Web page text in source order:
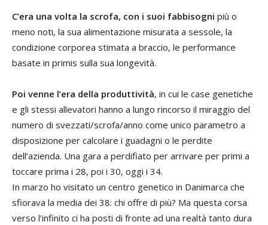
C’era una volta la scrofa, con i suoi fabbisogni più o
meno noti, la sua alimentazione misurata a sessole, la
condizione corporea stimata a braccio, le performance
basate in primis sulla sua longevità.
Poi venne l’era della produttività, in cui le case genetiche
e gli stessi allevatori hanno a lungo rincorso il miraggio del
numero di svezzati/scrofa/anno come unico parametro a
disposizione per calcolare i guadagni o le perdite
dell’azienda. Una gara a perdifiato per arrivare per primi a
toccare prima i 28, poi i 30, oggi i 34.
In marzo ho visitato un centro genetico in Danimarca che
sfiorava la media dei 38: chi offre di più? Ma questa corsa
verso l’infinito ci ha posti di fronte ad una realtà tanto dura